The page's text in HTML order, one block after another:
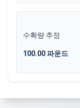
수확량 추정
100.00파운드